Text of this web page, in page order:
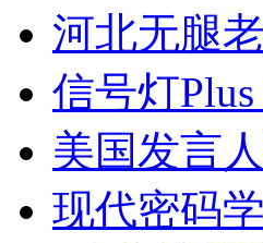
河北无腿
信号灯
美国发言
现代密码